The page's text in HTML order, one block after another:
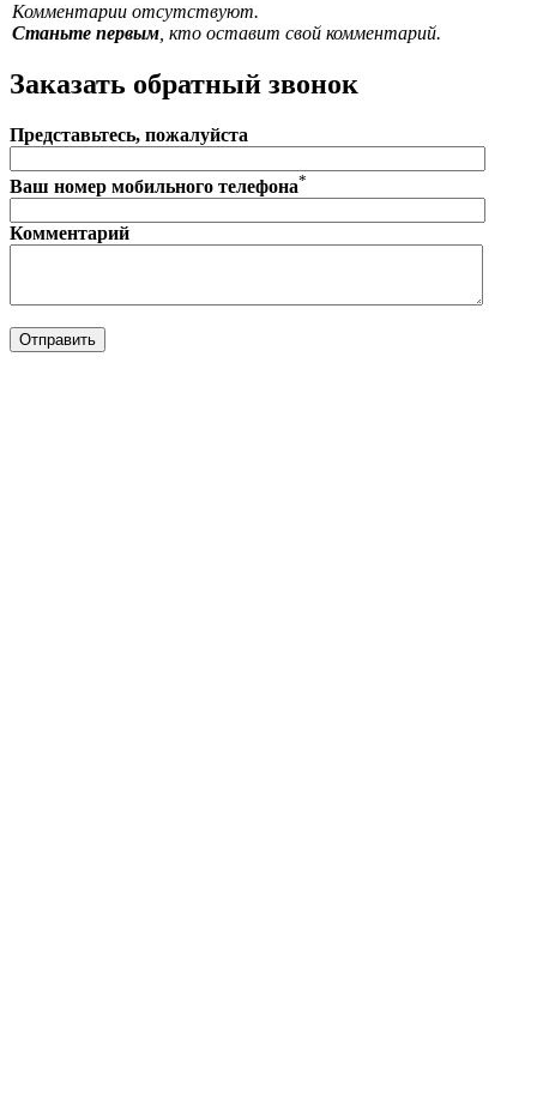
Комментарии отсутствуют.
Станьте первым, кто оставит свой комментарий.
Заказать обратный звонок
Представьтесь, пожалуйста
Ваш номер мобильного телефона*
Комментарий